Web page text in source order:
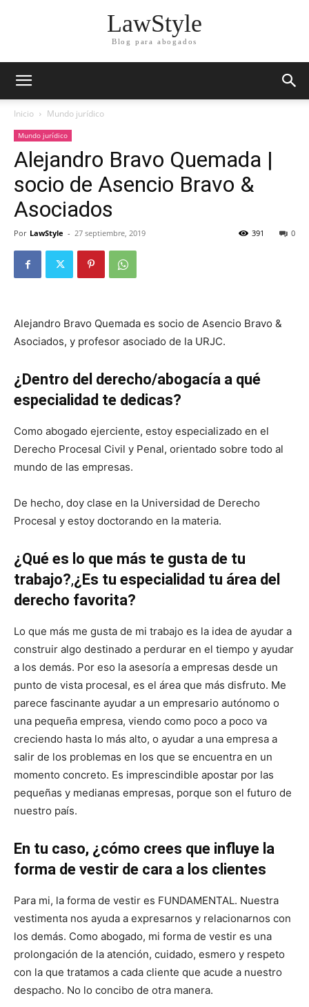
LawStyle
Blog para abogados
Inicio Mundo jurídico
Mundo jurídico
Alejandro Bravo Quemada |
socio de Asencio Bravo &
Asociados
Por LawStyle - 27 septiembre, 2019 0
391
Alejandro Bravo Quemada es socio de Asencio Bravo &
Asociados, y profesor asociado de la URJC.
¿Dentro del derecho/abogacía a qué
especialidad te dedicas?
Como abogado ejerciente, estoy especializado en el
Derecho Procesal Civil y Penal, orientado sobre todo al
mundo de las empresas.
De hecho, doy clase en la Universidad de Derecho
Procesal y estoy doctorando en la materia.
¿Qué es lo que más te gusta de tu
trabajo?,¿Es tu especialidad tu área del
derecho favorita?
Lo que más me gusta de mi trabajo es la idea de ayudar a
construir algo destinado a perdurar en el tiempo y ayudar
a los demás. Por eso la asesoría a empresas desde un
punto de vista procesal, es el área que más disfruto. Me
parece fascinante ayudar a un empresario autónomo o
una pequeña empresa, viendo como poco a poco va
creciendo hasta lo más alto, o ayudar a una empresa a
salir de los problemas en los que se encuentra en un
momento concreto. Es imprescindible apostar por las
pequeñas y medianas empresas, porque son el futuro de
nuestro país.
En tu caso, ¿cómo crees que influye la
forma de vestir de cara a los clientes
Para mi, la forma de vestir es FUNDAMENTAL. Nuestra
vestimenta nos ayuda a expresarnos y relacionarnos con
los demás. Como abogado, mi forma de vestir es una
prolongación de la atención, cuidado, esmero y respeto
con la que tratamos a cada cliente que acude a nuestro
despacho. No lo concibo de otra manera.